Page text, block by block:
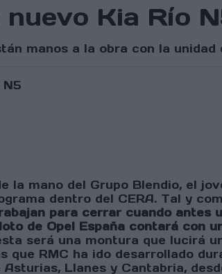
Kia Río
manos a la obra con la
la mano del Grupo Blendio, el
dentro del CERA. Tal y
para cerrar cuando antes
de Opel España contará con
será una montura que lucirá
que RMC ha ido desarrollado
Llanes y Cantabria,